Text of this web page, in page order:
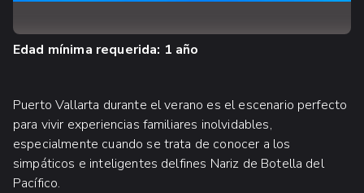
Edad mínima requerida: 1 año
Puerto Vallarta durante el verano es el escenario perfecto
para vivir experiencias familiares inolvidables,
especialmente cuando se trata de conocer a los
simpáticos e inteligentes delfines Nariz de Botella del
Pacífico.